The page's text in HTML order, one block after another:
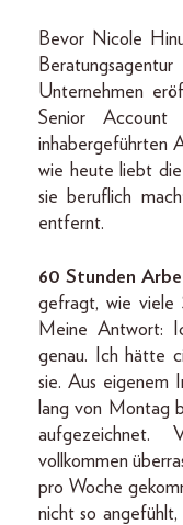
Bevor Nicole
Unternehmen
Senior
inhabergeführten
wie heute liebt
sie beruflich
entfernt.
60 Stunden
gefragt, wie viele
Meine Antwort:
genau. Ich hätte
sie. Aus eigenem
lang von Montag
vollkommen
pro Woche
nicht so